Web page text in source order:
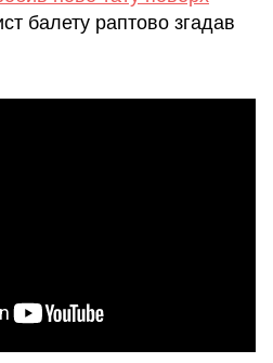
балету раптово згадав